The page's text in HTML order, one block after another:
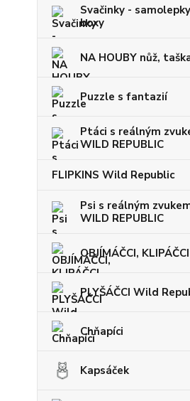
Svačinky -
boxy
NA HOUBY nůž,
Puzzle s fantazií
Ptáci s reálným
WILD REPUBLIC
FLIPKINS Wild Republic
Psi s reálným
WILD REPUBLIC
OBJÍMÁČCI, KLIPÁČCI
PLYŠÁČCI Wild
Chňapíci
Kapsáček